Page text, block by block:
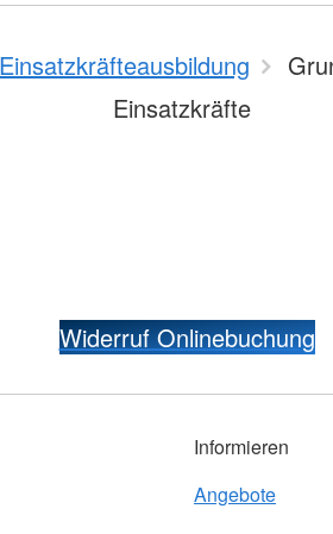
Einsatzkräfteausbildung
Einsatzkräfte
Widerruf Onlinebuchung
Informieren
Angebote